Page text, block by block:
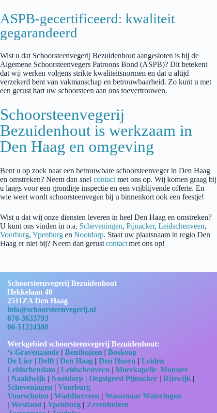
ASPB-gecertificeerd: kwaliteit
gegarandeerd
Wist u dat Schoorsteenvegerij Bezuidenhout aangesloten is bij de
Algemene Schoorsteenvegers Patroons Bond (ASPB)? Dit betekent
dat wij werken volgens strikte kwaliteitsnormen en dat u altijd
verzekerd bent van vakmanschap en betrouwbaarheid. Zo kunt u met
een gerust hart uw schoorsteen aan ons toevertrouwen.
Schoorsteenvegerij
Bezuidenhout is werkzaam in
Den Haag en omgeving
Bent u op zoek naar een betrouwbare schoorsteenveger in Den Haag
en omstreken? Neem dan snel contact met ons op. Wij komen graag bij
u langs voor een grondige inspectie en een vrijblijvende offerte. En
wie weet wordt schoorsteenvegen bij u binnenkort ook een feestje!
Wist u dat wij onze diensten leveren in heel Den Haag en omstreken?
U kunt ons vinden in o.a. Scheveningen, Pijnacker, Leidschenveen,
Voorburg, Ypenburg en Nootdorp. Staat uw plaatsnaam in regio Den
Haag er niet bij? Neem dan gerustcontactmet ons op!
Schoorsteenvegerij Bezuidenhout
Hekkelaan 40
2511ZA Den Haag
info@schoorsteenvegerij.nl
070-3633793
06-51224380
Werkgebied schoorsteenvegerij Bezuidenhout:
‘s-Gravenzande | Benthuizen | Boskoop
De Lier | Delft | Den Haag | Den Hoorn | Leiden
Leidschendam | Leidschenveen | Moerkapelle Monster
| Naaldwijk | Nootdorp | Oegstgeest Pijnacker | Rijswijk |
Scheveningen | Voorburg
Voorschoten | Waddinxveen | Wassenaar Wateringen
| Westland | Ypenburg | Zevenhuizen